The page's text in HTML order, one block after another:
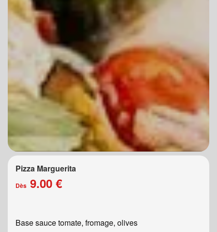
Pizza Marguerita
Dès 9.00 €
Base sauce tomate, fromage, olives